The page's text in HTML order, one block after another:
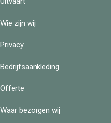
Wie zijn wij
Privacy
Bedrijfsaankleding
Offerte
Waar bezorgen wij